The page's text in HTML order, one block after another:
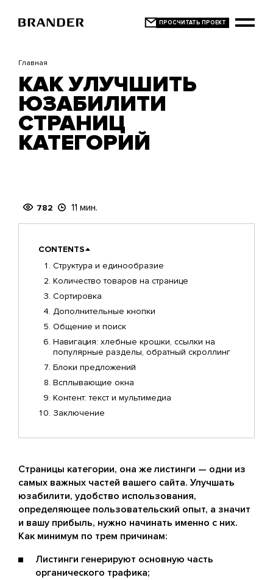
основному
Главная
КАК УЛУЧШИТЬ
ЮЗАБИЛИТИ
СТРАНИЦ
КАТЕГОРИЙ
782 11 мин.
CONTENTS
Структура и единообразие
Количество товаров на странице
Сортировка
Дополнительные кнопки
Общение и поиск
Навигация: хлебные крошки, ссылки на
популярные разделы, обратный скроллинг
Блоки предложений
Всплывающие окна
Контент: текст и мультимедиа
Заключение
Страницы категории, она же листинги — одни из
самых важных частей вашего сайта. Улучшать
юзабилити, удобство использования,
определяющее пользовательский опыт, а значит
и вашу прибыль, нужно начинать именно с них.
Как минимум по трем причинам:
Листинги генерируют основную часть
органического трафика;